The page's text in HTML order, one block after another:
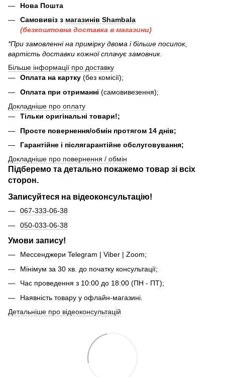
Нова Пошта
Самовивіз з магазинів Shambala
(безкоштовна доставка в магазини)
*При замовленні на примірку двома і більше посилок,
вартість доставки кожної сплачує замовник.
Більше інформації про доставку
Оплата на картку (без комісії);
Оплата при отриманні (самовивезення);
Докладніше про оплату
Тільки оригінальні товари!;
Просте повернення/обмін протягом 14 днів;
Гарантійне і післягарантійне обслуговування;
Докладніше про повернення / обмін
Підберемо та детально покажемо товар зі всіх
сторон.
Записуйтеся на відеоконсультацію!
067-333-06-38
050-033-06-38
Умови запису!
Мессенджери Telegram | Viber | Zoom;
Мінімум за 30 хв. до початку консультації;
Час проведення з 10:00 до 18:00 (ПН - ПТ);
Наявність товару у офлайн-магазині.
Детальніше про відеоконсультацій